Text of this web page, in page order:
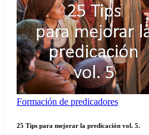
Formación de predicadores
25 Tips para mejorar la predicación vol. 5.